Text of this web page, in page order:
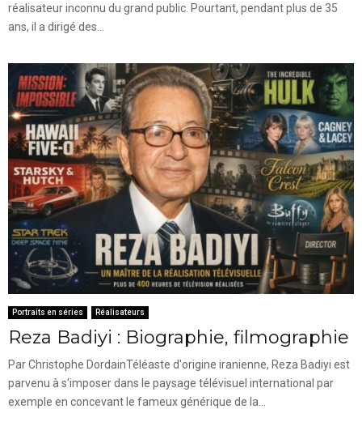
réalisateur inconnu du grand public. Pourtant, pendant plus de 35
ans, il a dirigé des...
Portraits en séries Réalisateurs
Reza Badiyi : Biographie, filmographie
Par Christophe DordainTéléaste d'origine iranienne, Reza Badiyi est
parvenu à s'imposer dans le paysage télévisuel international par
exemple en concevant le fameux générique de la...